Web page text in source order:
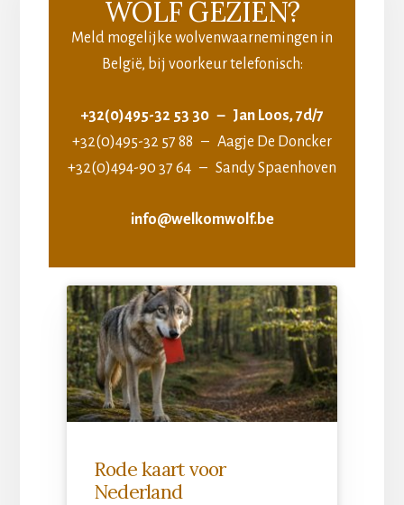
WOLF GEZIEN?
Meld mogelijke wolvenwaarnemingen in
België, bij voorkeur telefonisch:
+32(0)495-32 53 30 – Jan Loos, 7d/7
+32(0)495-32 57 88 – Aagje De Doncker
+32(0)494-90 37 64 – Sandy Spaenhoven
info@welkomwolf.be
Rode kaart voor
Nederland